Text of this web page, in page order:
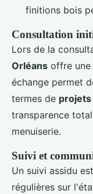
finitions bois
Consultation
Lors de la
Orléans offre une
échange permet
termes de
transparence
menuiserie.
Suivi et
Un suivi assidu
régulières sur